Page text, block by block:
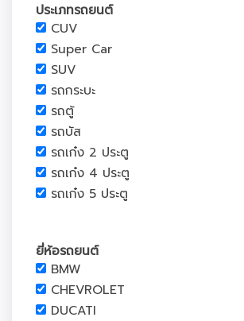
ประเภทรถยนต์
CUV
Super Car
SUV
รถกระบะ
รถตู้
รถบัส
รถเก๋ง 2 ประตู
รถเก๋ง 4 ประตู
รถเก๋ง 5 ประตู
ยี่ห้อรถยนต์
BMW
CHEVROLET
DUCATI